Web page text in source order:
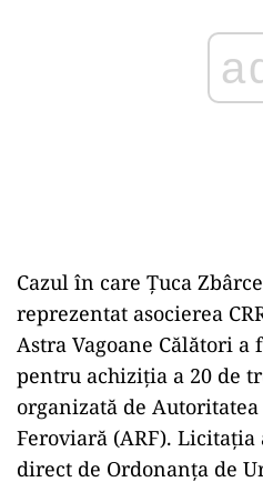
Cazul în care Țuca
reprezentat asocierea
Astra Vagoane Călători
pentru achiziția a 20 de
organizată de
Feroviară (ARF).
direct de Ordonanța de